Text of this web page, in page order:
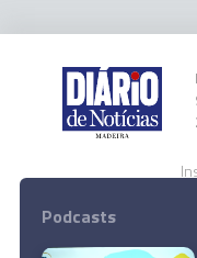
Podcasts